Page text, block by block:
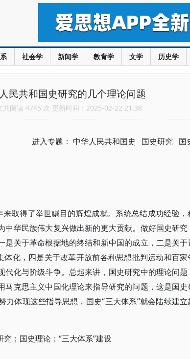
社会学 新闻学 教育学 文学 历史学
民共和国史研究的几个理论问题
共阅读 4745 次 更新时间：2025-02-22 21:38
进入专题： 中华人民共和国史 国史研究 国
来取得了举世瞩目的辉煌成就。系统总结成功经验，
中华民族伟大复兴做出新的更大贡献。做好国史研
是关于革命根据地的终结和新中国的成立，二是关
化，四是关于改革开放前各种思想批判运动和百家
化与阶级斗争。总起来讲，国史研究中的理论问题
克思主义中国化理论来指导研究的问题，这是国史
体现这些指导思想，国史“三大体系”就会陆续建立
究；国史理论；“三大体系”建设